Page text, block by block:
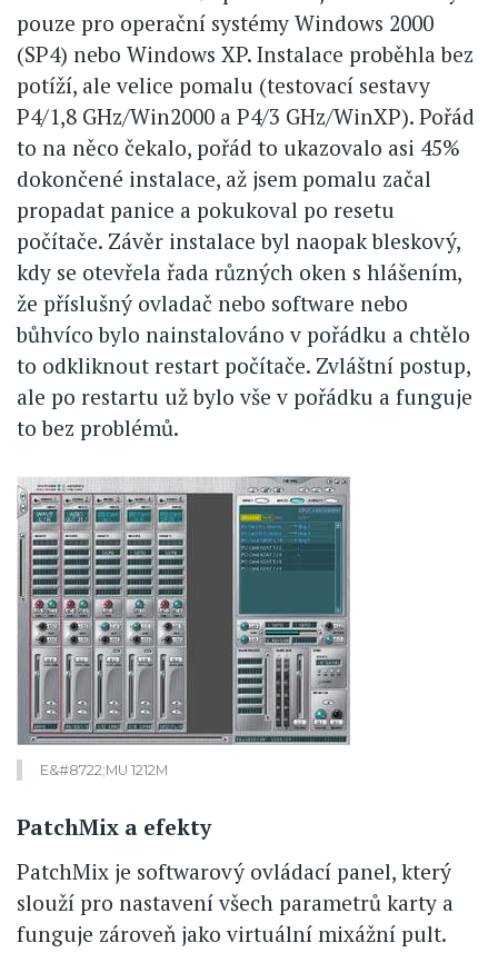
pouze pro operační systémy Windows 2000
(SP4) nebo Windows XP. Instalace proběhla bez
potíží, ale velice pomalu (testovací sestavy
P4/1,8 GHz/Win2000 a P4/3 GHz/WinXP). Pořád
to na něco čekalo, pořád to ukazovalo asi 45%
dokončené instalace, až jsem pomalu začal
propadat panice a pokukoval po resetu
počítače. Závěr instalace byl naopak bleskový,
kdy se otevřela řada různých oken s hlášením,
že příslušný ovladač nebo software nebo
bůhvíco bylo nainstalováno v pořádku a chtělo
to odkliknout restart počítače. Zvláštní postup,
ale po restartu už bylo vše v pořádku a funguje
to bez problémů.
E&#8722;MU 1212M
PatchMix a efekty
PatchMix je softwarový ovládací panel, který
slouží pro nastavení všech parametrů karty a
funguje zároveň jako virtuální mixážní pult.